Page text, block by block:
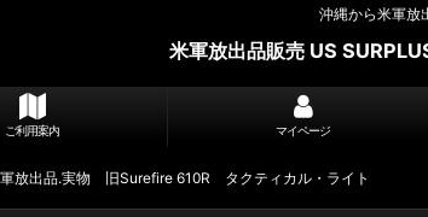
沖縄から米軍放
米軍放出品販売 US
ご利用案内 マイページ
放出品.実物 旧Surefire 610R タクティカル・ライト